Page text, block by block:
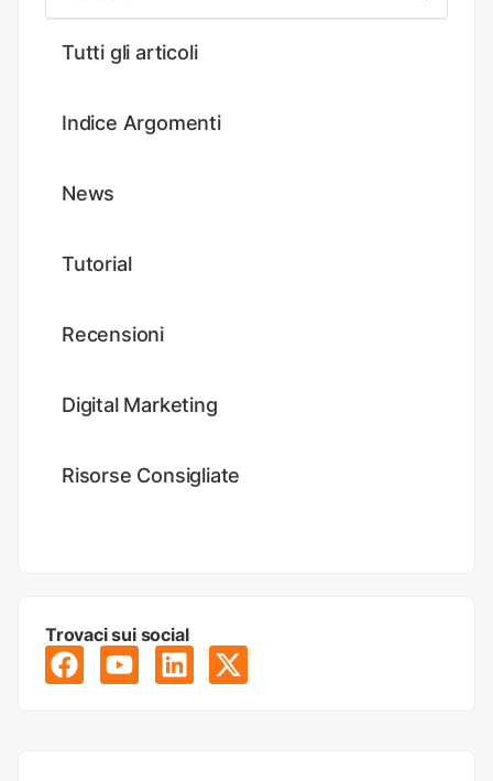
Tutti gli articoli
Indice Argomenti
News
Tutorial
Recensioni
Digital Marketing
Risorse Consigliate
Trovaci sui social